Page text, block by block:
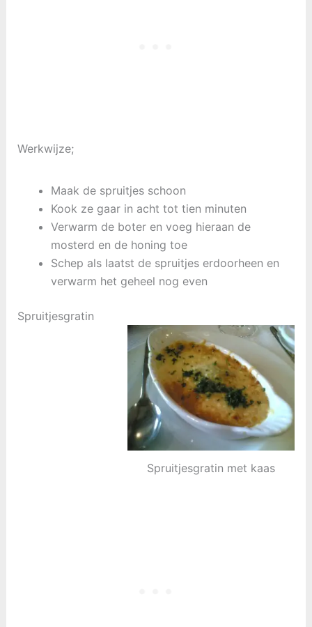
Werkwijze;
Maak de spruitjes schoon
Kook ze gaar in acht tot tien minuten
Verwarm de boter en voeg hieraan de
mosterd en de honing toe
Schep als laatst de spruitjes erdoorheen en
verwarm het geheel nog even
Spruitjesgratin
Spruitjesgratin met kaas